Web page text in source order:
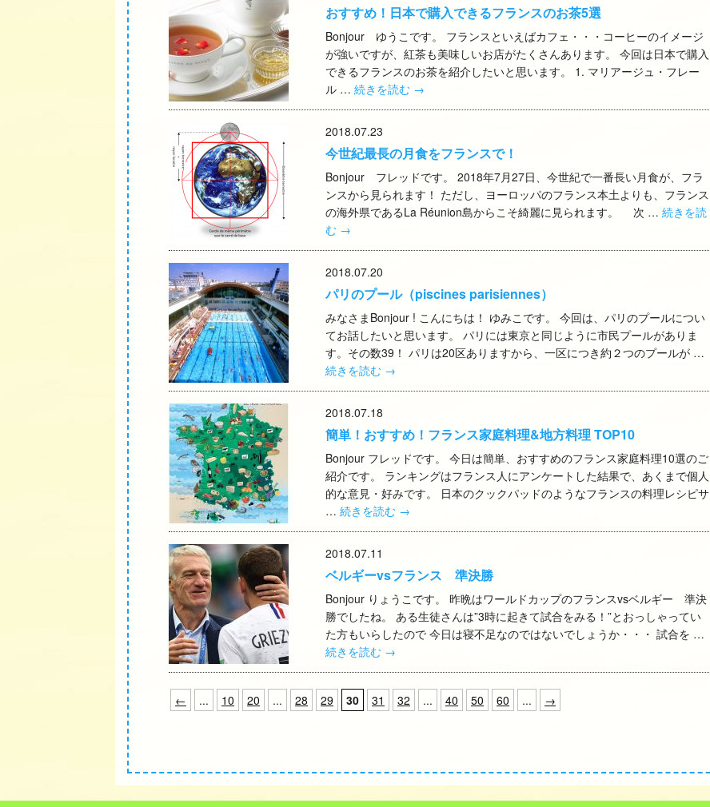
おすすめ！日本で購入できるフランスのお茶5選
Bonjour ゆうこです。 フランスといえばカフェ・・・コーヒーのイメージ
が強いですが、紅茶も美味しいお店がたくさんあります。 今回は日本で購入
できるフランスのお茶を紹介したいと思います。 1. マリアージュ・フレー
ル … 続きを読む →
2018.07.23
今世紀最長の月食をフランスで！
Bonjour フレッドです。 2018年7月27日、今世紀で一番長い月食が、フラ
ンスから見られます！ ただし、ヨーロッパのフランス本土よりも、フランス
の海外県であるLa Réunion島からこそ綺麗に見られます。 次 … 続きを読
む →
2018.07.20
パリのプール（piscines parisiennes）
みなさまBonjour ! こんにちは！ ゆみこです。 今回は、パリのプールについ
てお話したいと思います。 パリには東京と同じように市民プールがありま
す。その数39！ パリは20区ありますから、一区につき約２つのプールが …
続きを読む →
2018.07.18
簡単！おすすめ！フランス家庭料理&地方料理 TOP10
Bonjour フレッドです。 今日は簡単、おすすめのフランス家庭料理10選のご
紹介です。 ランキングはフランス人にアンケートした結果で、あくまで個人
的な意見・好みです。 日本のクックパッドのようなフランスの料理レシピサ
… 続きを読む →
2018.07.11
ベルギーvsフランス 準決勝
Bonjour りょうこです。 昨晩はワールドカップのフランスvsベルギー 準決
勝でしたね。 ある生徒さんは”3時に起きて試合をみる！”とおっしゃってい
た方もいらしたので 今日は寝不足なのではないでしょうか・・・ 試合を …
続きを読む →
← ... 10 20 ... 28 29 30 31 32 ... 40 50 60 ... →